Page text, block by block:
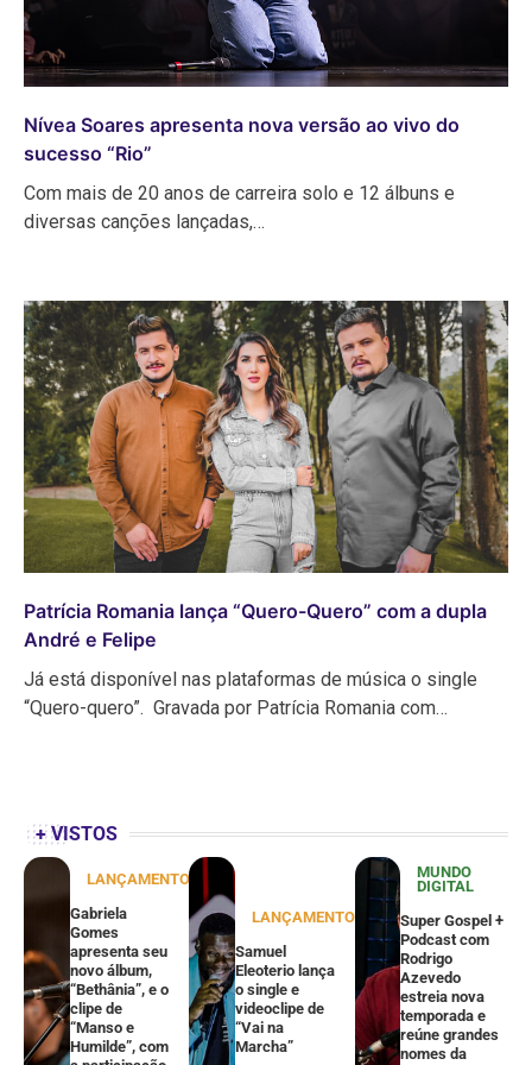
Nívea Soares apresenta nova versão ao vivo do
sucesso “Rio”
Com mais de 20 anos de carreira solo e 12 álbuns e
diversas canções lançadas,…
Patrícia Romania lança “Quero-Quero” com a dupla
André e Felipe
Já está disponível nas plataformas de música o single
“Quero-quero”. Gravada por Patrícia Romania com…
+ VISTOS
LANÇAMENTOS
Gabriela
Gomes
apresenta seu
novo álbum,
“Bethânia”, e o
clipe de
“Manso e
Humilde”, com
LANÇAMENTOS
Samuel
Eleoterio lança
o single e
videoclipe de
“Vai na
Marcha”
MUNDO
DIGITAL
Super Gospel +
Podcast com
Rodrigo
Azevedo
estreia nova
temporada e
reúne grandes
nomes da